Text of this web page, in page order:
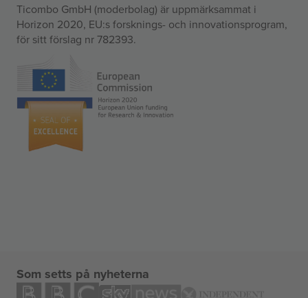
Ticombo GmbH (moderbolag) är uppmärksammat i
Horizon 2020, EU:s forsknings- och innovationsprogram,
för sitt förslag nr 782393.
Som setts på nyheterna